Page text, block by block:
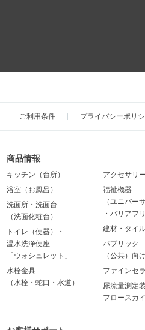
ご利用条件 プライバシーポリ
商品情報
キッチン（台所）
浴室（お風呂）
洗面所・洗面台
（洗面化粧台）
トイレ（便器）・
温水洗浄便座
「ウォシュレット」
水栓金具
（水栓・蛇口・水道）
アクセサリ
福祉機器
（ユニバー
・バリアフ
建材・タイ
パブリック
（公共）向
ファインセ
尿流量測定
フロースカイ